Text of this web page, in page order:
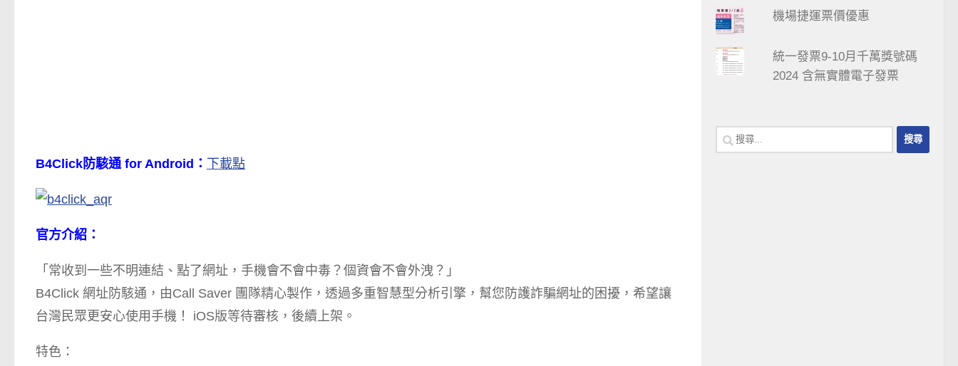
B4Click防駭通 for Android： 下載點
官方介紹：
「常收到一些不明連結、點了網址，手機會不會中毒？個資會不會外洩？」
B4Click 網址防駭通，由Call Saver 團隊精心製作，透過多重智慧型分析引擎，幫您防護詐騙網址的困擾，希望讓
台灣民眾更安心使用手機！ iOS版等待審核，後續上架。
特色：
機場捷運票價優惠
統一發票9-10月千萬獎號碼
2024 含無實體電子發票
搜
尋